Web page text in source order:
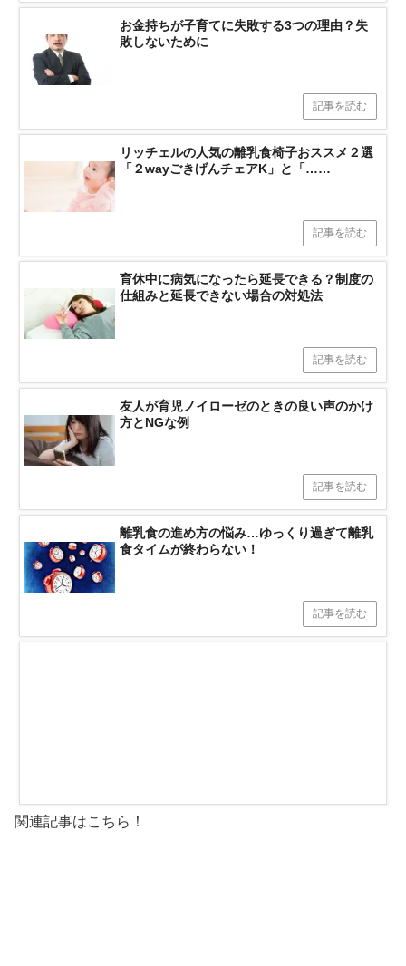
お金持ちが子育てに失敗する3つの理由？失
敗しないために
記事を読む
リッチェルの人気の離乳食椅子おススメ２選
「２wayごきげんチェアK」と「……
記事を読む
育休中に病気になったら延長できる？制度の
仕組みと延長できない場合の対処法
記事を読む
友人が育児ノイローゼのときの良い声のかけ
方とNGな例
記事を読む
離乳食の進め方の悩み…ゆっくり過ぎて離乳
食タイムが終わらない！
記事を読む
関連記事はこちら！